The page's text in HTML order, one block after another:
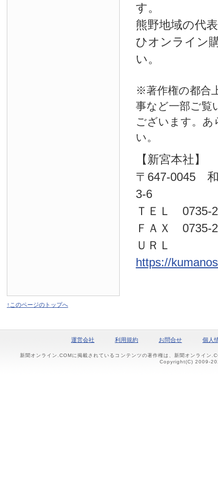
す。
熊野地域の代
ひオンライン
い。
※著作権の都合
事など一部ご覧
ございます。あ
い。
【新宮本社】
〒647-0045
3-6
ＴＥＬ 0735-
ＦＡＸ 0735-
ＵＲＬ
https://
↑このページのトップへ
運営会社 利用規約 お問合せ 個人
新聞オンライン.COMに掲載されているコンテンツの著作権は、新聞オンライン
Copyright(C) 2009-